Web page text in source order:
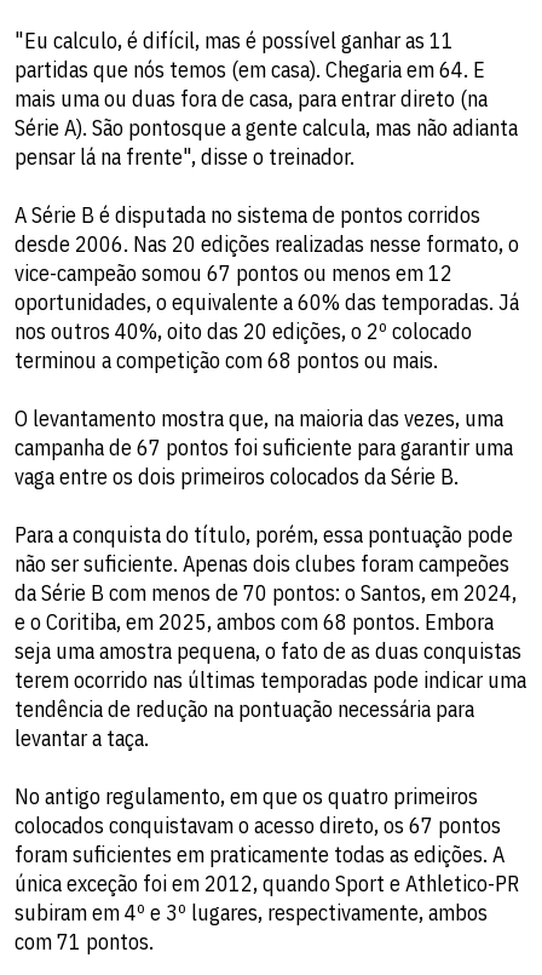
"Eu calculo, é difícil, mas é possível ganhar as 11
partidas que nós temos (em casa). Chegaria em 64. E
mais uma ou duas fora de casa, para entrar direto (na
Série A). São pontosque a gente calcula, mas não adianta
pensar lá na frente", disse o treinador.
A Série B é disputada no sistema de pontos corridos
desde 2006. Nas 20 edições realizadas nesse formato, o
vice-campeão somou 67 pontos ou menos em 12
oportunidades, o equivalente a 60% das temporadas. Já
nos outros 40%, oito das 20 edições, o 2º colocado
terminou a competição com 68 pontos ou mais.
O levantamento mostra que, na maioria das vezes, uma
campanha de 67 pontos foi suficiente para garantir uma
vaga entre os dois primeiros colocados da Série B.
Para a conquista do título, porém, essa pontuação pode
não ser suficiente. Apenas dois clubes foram campeões
da Série B com menos de 70 pontos: o Santos, em 2024,
e o Coritiba, em 2025, ambos com 68 pontos. Embora
seja uma amostra pequena, o fato de as duas conquistas
terem ocorrido nas últimas temporadas pode indicar uma
tendência de redução na pontuação necessária para
levantar a taça.
No antigo regulamento, em que os quatro primeiros
colocados conquistavam o acesso direto, os 67 pontos
foram suficientes em praticamente todas as edições. A
única exceção foi em 2012, quando Sport e Athletico-PR
subiram em 4º e 3º lugares, respectivamente, ambos
com 71 pontos.